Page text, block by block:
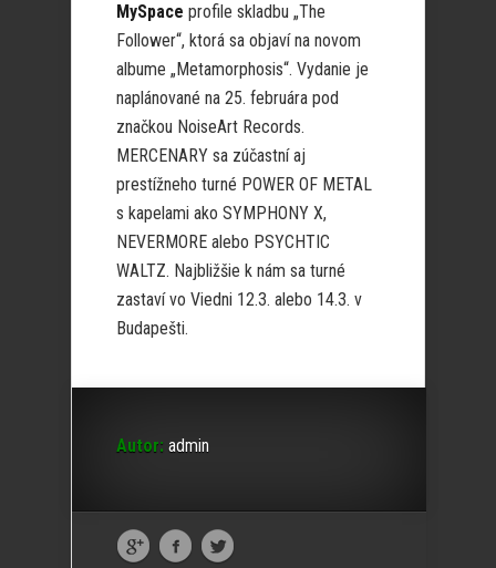
MySpace profile skladbu „The
Follower“, ktorá sa objaví na novom
albume „Metamorphosis“. Vydanie je
naplánované na 25. februára pod
značkou NoiseArt Records.
MERCENARY sa zúčastní aj
prestížneho turné POWER OF METAL
s kapelami ako SYMPHONY X,
NEVERMORE alebo PSYCHTIC
WALTZ. Najbližšie k nám sa turné
zastaví vo Viedni 12.3. alebo 14.3. v
Budapešti.
Autor: admin